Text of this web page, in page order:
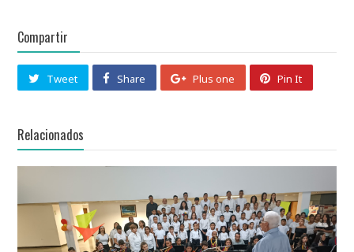
Compartir
Tweet Share Plus one Pin It
Relacionados